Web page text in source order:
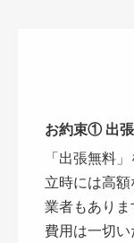
お約束① 出張
「出張無料
立時には高
業者もあり
費用は一切い